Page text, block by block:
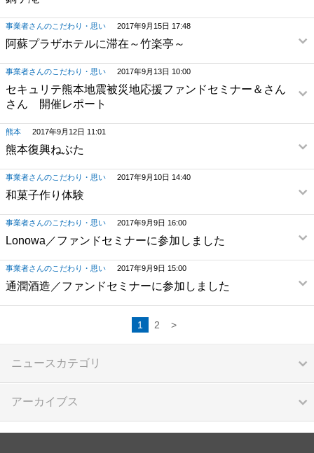
事業者さんのこだわり・思い 2017年9月15日 17:48
阿蘇プラザホテルに滞在～竹楽亭～
事業者さんのこだわり・思い 2017年9月13日 10:00
セキュリテ熊本地震被災地応援ファンドセミナー＆さん
さん 開催レポート
熊本 2017年9月12日 11:01
熊本復興ねぶた
事業者さんのこだわり・思い 2017年9月10日 14:40
和菓子作り体験
事業者さんのこだわり・思い 2017年9月9日 16:00
Lonowa／ファンドセミナーに参加しました
事業者さんのこだわり・思い 2017年9月9日 15:00
通潤酒造／ファンドセミナーに参加しました
1 2 >
ニュースカテゴリ
アーカイブス